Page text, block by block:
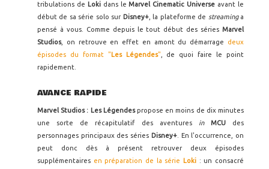
tribulations de Loki dans leMarvel Cinematic Universe avant le
début de sa série solo sur Disney+, la plateforme de streaming a
pensé à vous. Comme depuis le tout début des séries Marvel
Studios, on retrouve en effet en amont du démarrage deux
épisodes du format "Les Légendes" , de quoi faire le point
rapidement.
AVANCE RAPIDE
Marvel Studios : Les Légendespropose en moins de dix minutes
une sorte de récapitulatif des aventures
in MCU des
personnages principaux des séries Disney+. En l'occurrence, on
peut donc dès à présent retrouver deux épisodes
supplémentaires en préparation de la série Loki : un consacré